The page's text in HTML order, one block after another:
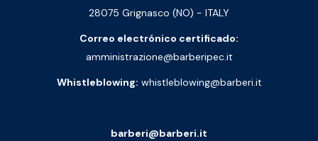
28075 Grignasco (NO) - ITALY
Correo electrónico certificado:
amministrazione@barberipec.it
Whistleblowing: whistleblowing@barberi.it
barberi@barberi.it